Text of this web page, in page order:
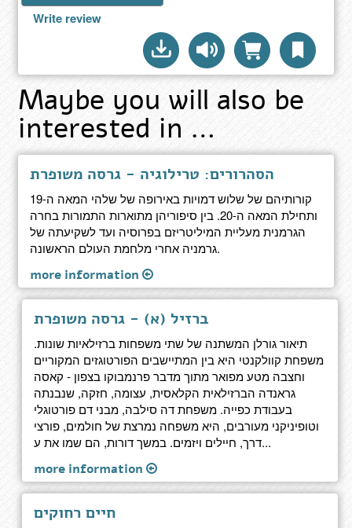
Write review
Maybe you will also be
interested in …
הסהרורים: טרילוגיה - גרסה משופרת
קורותיהם של שלוש דמויות באירופה של שלהי המאה ה-19
ותחילת המאה ה-20. בין סיפוריהן מתוארות התמורות בחרה
הגרמנית מעליית המיליטריזם בפרוסיה ועד לשקיעתה של
גרמניה אחרי מלחמת העולם הראשונה.
more information
ברזיל (א) - גרסה משופרת
תיאור גורלן המשתנה של שתי משפחות ברזילאיות שונות.
משפחת קוולקנטי היא בין המתיישבים הפורטוגזים המקוריים
וחצבה מטע מפואר מתוך מדבר פרנמבוקו בצפון - קאסה
גראנדה הברזילאית הקלאסית, עצומה, חזקה, שנבנתה
בעבודת כפייה. משפחת דה סילבה, מבני דם פורטוגלי
וטופיניקני מעורבים, היא משפחה נמרצת של חולמים, פורצי
דרך, חיילים ויזמים. במשך דורות, הם שמו את ע...
more information
חיים רחוקים